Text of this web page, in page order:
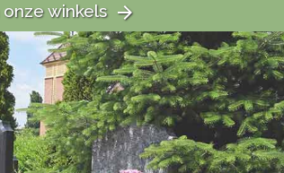
winkels arrow_forward